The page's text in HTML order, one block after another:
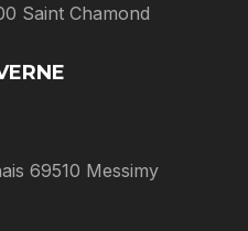
Saint Chamond
69510 Messimy